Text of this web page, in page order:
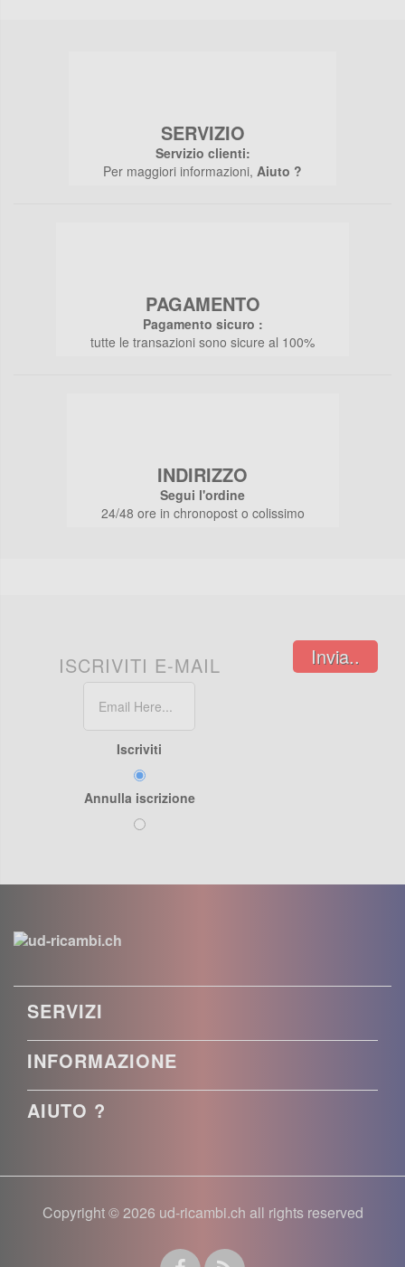
SERVIZIO
Servizio clienti:
Per maggiori informazioni, Aiuto ?
PAGAMENTO
Pagamento sicuro :
tutte le transazioni sono sicure al 100%
INDIRIZZO
Segui l'ordine
24/48 ore in chronopost o colissimo
ISCRIVITI E-MAIL
Iscriviti
Annulla iscrizione
Invia..
SERVIZI
INFORMAZIONE
AIUTO ?
Copyright © 2026 ud-ricambi.ch all rights reserved